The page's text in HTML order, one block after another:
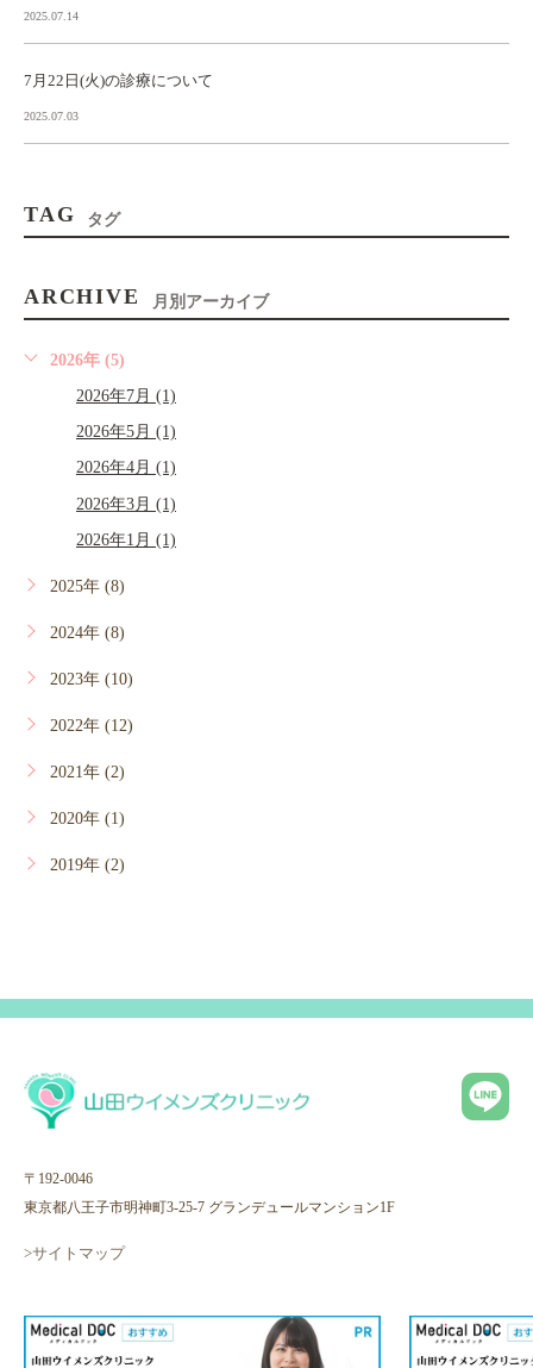
2025.07.14
7月22日(火)の診療について
2025.07.03
TAG タグ
ARCHIVE 月別アーカイブ
2026年 (5)
2026年7月 (1)
2026年5月 (1)
2026年4月 (1)
2026年3月 (1)
2026年1月 (1)
2025年 (8)
2024年 (8)
2023年 (10)
2022年 (12)
2021年 (2)
2020年 (1)
2019年 (2)
〒192-0046
東京都八王子市明神町3-25-7 グランデュールマンション1F
>サイトマップ